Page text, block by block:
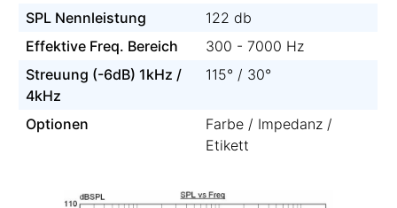
SPL Nennleistung
122 db
Effektive Freq. Bereich
300 - 7000 Hz
Streuung (-6dB) 1kHz /
4kHz
115° / 30°
Optionen
Farbe / Impedanz /
Etikett